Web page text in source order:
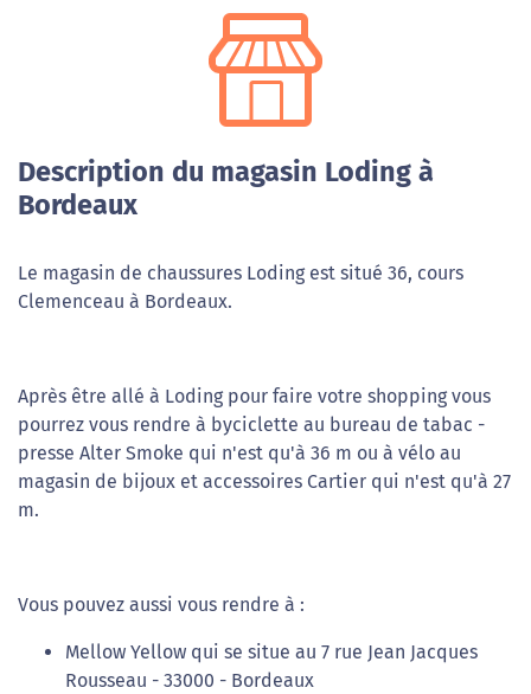
Description du magasin Loding à
Bordeaux
Le magasin de chaussures Loding est situé 36, cours
Clemenceau à Bordeaux.
Après être allé à Loding pour faire votre shopping vous
pourrez vous rendre à byciclette au bureau de tabac -
presse Alter Smoke qui n'est qu'à 36 m ou à vélo au
magasin de bijoux et accessoires Cartier qui n'est qu'à 27
m.
Vous pouvez aussi vous rendre à :
Mellow Yellow qui se situe au 7 rue Jean Jacques
Rousseau - 33000 - Bordeaux